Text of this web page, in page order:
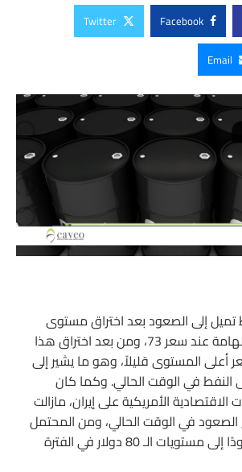
Facebook
Twitter
Email
تميل إلى الصعود بعد اختراق مستوى
المقاومة السعرية الهامة عند سعر 73، ومن بعد اختراق هذا
أعلى المستوى قليلاً، وهو ما يشير إلى
النفط في الوقت الحالي. وكما كان
الأمريكية على إيران، مازالت
الصعود في الوقت الحالي، ومن المحتمل
أن يشهد السعر صعودًا إلى مستويات الـ 80 دولار في الفترة